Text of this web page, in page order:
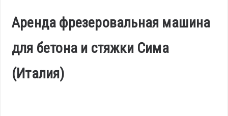
Аренда фрезеровальная машина
для бетона и стяжки Сима
(Италия)